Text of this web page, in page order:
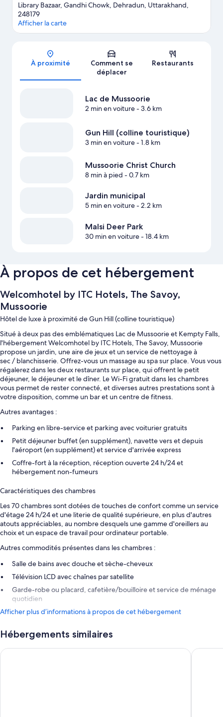
Library Bazaar, Gandhi Chowk, Dehradun, Uttarakhand,
248179
Afficher la carte
À proximité
Comment se
déplacer
Restaurants
Lac de Mussoorie
2 min en voiture- 3.6 km
Gun Hill (colline touristique)
3 min en voiture- 1.8 km
Mussoorie Christ Church
8 min à pied - 0.7 km
Jardin municipal
5 min en voiture- 2.2 km
Malsi Deer Park
30 min en voiture- 18.4 km
À propos de cet hébergement
Welcomhotel by ITC Hotels, The Savoy,
Mussoorie
Hôtel de luxe à proximité de Gun Hill (colline touristique)
Situé à deux pas des emblématiques Lac de Mussoorie et Kempty Falls,
l'hébergement Welcomhotel by ITC Hotels, The Savoy, Mussoorie
propose un jardin, une aire de jeux et un service de nettoyage à
sec / blanchisserie. Offrez-vous un massage au spa sur place. Vous vous
régalerez dans les deux restaurants sur place, qui offrent le petit
déjeuner, le déjeuner et le dîner. Le Wi-Fi gratuit dans les chambres
vous permet de rester connecté, et diverses autres prestations sont à
votre disposition, comme un bar et un centre de fitness.
Autres avantages :
Parking en libre-service et parking avec voiturier gratuits
Petit déjeuner buffet (en supplément), navette vers et depuis
l'aéroport (en supplément) et service d'arrivée express
Coffre-fort à la réception, réception ouverte 24 h/24 et
hébergement non-fumeurs
Caractéristiques des chambres
Les 70 chambres sont dotées de touches de confort comme un service
d'étage 24 h/24 et une literie de qualité supérieure, en plus d'autres
atouts appréciables, au nombre desquels une gamme d'oreillers au
choix et un espace de travail pour ordinateur portable.
Autres commodités présentes dans les chambres :
Salle de bains avec douche et sèche-cheveux
Télévision LCD avec chaînes par satellite
Garde-robe ou placard, cafetière/bouilloire et service de ménage
quotidien
Afficher plus d’informations à propos de cet hébergement
Hébergements similaires
Jaypee Residency Manor Fortune